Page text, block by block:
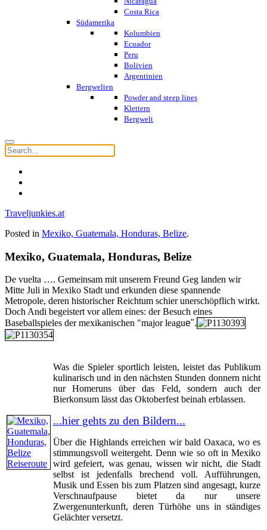
Costa Rica
Südamerika
Kolumbien
Ecuador
Peru
Bolivien
Argentinien
Bergwelten
Powder and steep lines
Klettern
Bergwelt
Traveljunkies.at
Posted in Mexiko, Guatemala, Honduras, Belize.
Mexiko, Guatemala, Honduras, Belize
De vuelta …. Gemeinsam mit unserem Freund Geg landen wir
Mitte Juli in Mexiko Stadt und erkunden diese spannende
Metropole, deren historischer Reichtum schier unerschöpflich wirkt.
Doch Andi begeistert vor allem eines: der Besuch eines
Baseballspieles der mexikanischen "major league".
Was die Spieler sportlich leisten, leistet das Publikum
kulinarisch und in den nächsten Stunden donnern nicht
nur Homeruns über das Feld, sondern auch der
Bierkonsum lässt das Oktoberfest beinah erblassen.
...hier gehts zu den Bildern...
Über die Highlands erreichen wir bald Oaxaca, wo es
stimmungsvoll weitergeht. Denn wie so oft in Mexiko
wird gefeiert, was genau, wissen wir nicht, die Stadt
selbst ist jedenfalls brechend voll. Aufführungen,
Musik und Essen bis zum Platzen sind angesagt, kurze
Verschnaufpause bietet da nur unsere
Zwergenunterkunft, deren Türhöhe uns in ständiges
Gelächter versetzt.